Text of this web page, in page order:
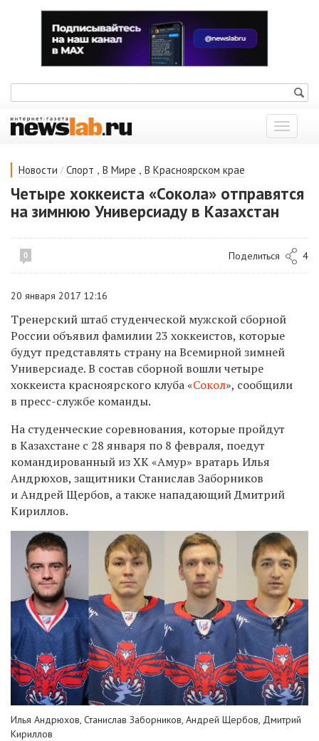
Показать
меню
Новости / Спорт , В Мире , В Красноярском крае
Четыре хоккеиста «Сокола» отправятся
на зимнюю Универсиаду в Казахстан
0 Поделиться 4
20 января 2017 12:16
Тренерский штаб студенческой мужской сборной
России объявил фамилии 23 хоккеистов, которые
будут представлять страну на Всемирной зимней
Универсиаде. В состав сборной вошли четыре
хоккеиста красноярского клуба «Сокол», сообщили
в пресс-службе команды.
На студенческие соревнования, которые пройдут
в Казахстане с 28 января по 8 февраля, поедут
командированный из ХК «Амур» вратарь Илья
Андрюхов, защитники Станислав Заборников
и Андрей Щербов, а также нападающий Дмитрий
Кириллов.
Илья Андрюхов, Станислав Заборников, Андрей Щербов, Дмитрий
Кириллов